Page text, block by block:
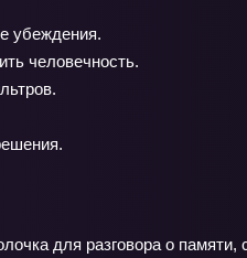
убеждения.
человечность.
для разговора о памяти,